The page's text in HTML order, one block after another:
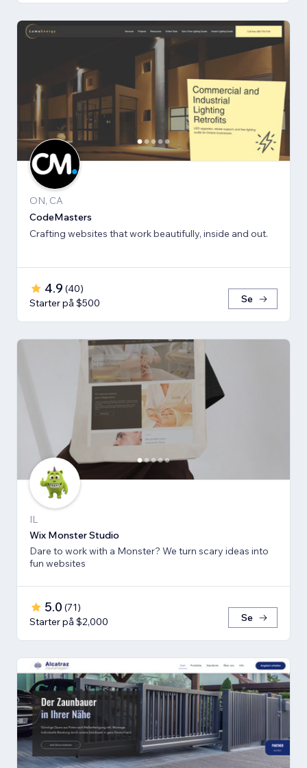
ON, CA
CodeMasters
Crafting websites that work beautifully, inside and out.
4.9 (40)
Starter på $500
Se
IL
Wix Monster Studio
Dare to work with a Monster? We turn scary ideas into
fun websites
5.0 (71)
Starter på $2,000
Se